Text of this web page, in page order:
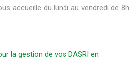
accueille du lundi au vendredi de 8h
la gestion de vos DASRI en